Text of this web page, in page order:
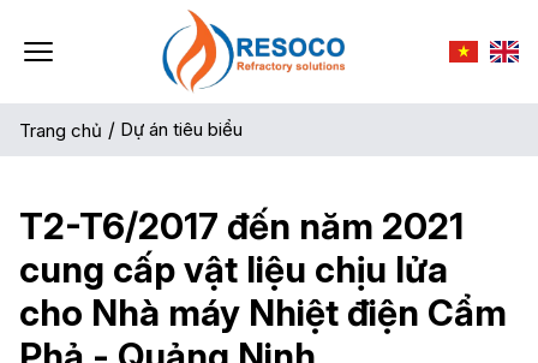
Trang chủ / Dự án tiêu biểu
T2-T6/2017 đến năm 2021
cung cấp vật liệu chịu lửa
cho Nhà máy Nhiệt điện Cẩm